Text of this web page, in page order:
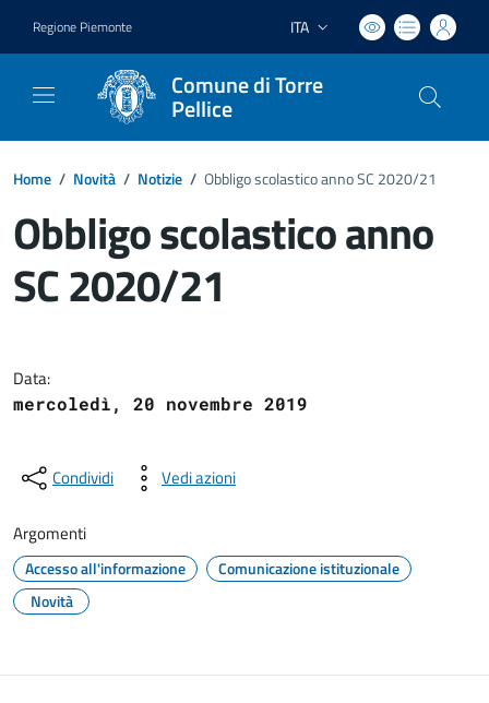
Regione Piemonte Lingua attiva:
ITA
Comune di Torre
Pellice
Home / Novità / Notizie / Obbligo scolastico anno SC 2020/21
Obbligo scolastico anno
SC 2020/21
Data:
mercoledì, 20 novembre 2019
Condividi Vedi azioni
Argomenti
Accesso all'informazione
Comunicazione istituzionale
Novità